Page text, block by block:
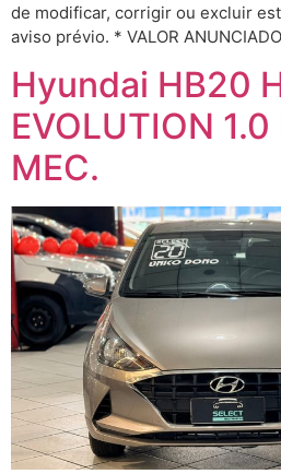
de modificar, corrigir ou excluir
aviso prévio. * VALOR
Hyundai HB20
EVOLUTION 1.0
MEC.